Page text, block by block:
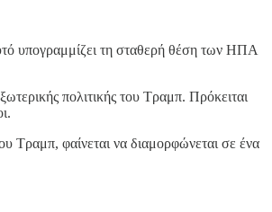
υπογραμμίζει τη σταθερή θέση των ΗΠΑ
πολιτικής του Τραμπ. Πρόκειται
Τραμπ, φαίνεται να διαμορφώνεται σε ένα